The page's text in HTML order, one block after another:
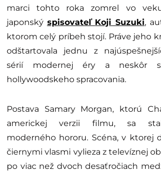
marci tohto roka zomrel vo
japonský spisovateľ Koji Suzuki,
ktorom celý príbeh stojí. Práve jeho
odštartovala jednu z
sérií modernej éry a neskôr
hollywoodskeho spracovania.
Postava Samary Morgan, ktorú
americkej verzii filmu, sa
moderného hororu. Scéna, v ktorej
čiernymi vlasmi vylieza z televíznej
po viac než dvoch desaťročiach